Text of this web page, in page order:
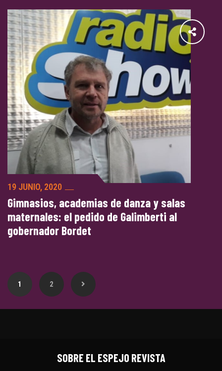
19 JUNIO, 2020
Gimnasios, academias de danza y salas
maternales: el pedido de Galimberti al
gobernador Bordet
1 2
SOBRE EL ESPEJO REVISTA